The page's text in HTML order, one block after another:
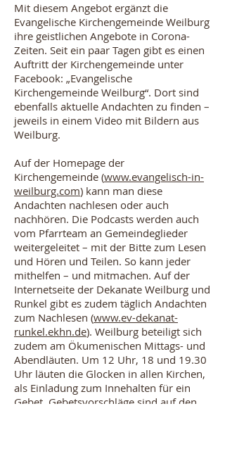
Mit diesem Angebot ergänzt die
Evangelische Kirchengemeinde Weilburg
ihre geistlichen Angebote in Corona-
Zeiten. Seit ein paar Tagen gibt es einen
Auftritt der Kirchengemeinde unter
Facebook: „Evangelische
Kirchengemeinde Weilburg“. Dort sind
ebenfalls aktuelle Andachten zu finden –
jeweils in einem Video mit Bildern aus
Weilburg.
Auf der Homepage der
Kirchengemeinde (www.evangelisch-in-
weilburg.com) kann man diese
Andachten nachlesen oder auch
nachhören. Die Podcasts werden auch
vom Pfarrteam an Gemeindeglieder
weitergeleitet – mit der Bitte zum Lesen
und Hören und Teilen. So kann jeder
mithelfen – und mitmachen. Auf der
Internetseite der Dekanate Weilburg und
Runkel gibt es zudem täglich Andachten
zum Nachlesen (www.ev-dekanat-
runkel.ekhn.de). Weilburg beteiligt sich
zudem am Ökumenischen Mittags- und
Abendläuten. Um 12 Uhr, 18 und 19.30
Uhr läuten die Glocken in allen Kirchen,
als Einladung zum Innehalten für ein
Gebet. Gebetsvorschläge sind auf den